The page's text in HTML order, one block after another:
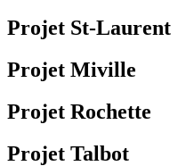
Projet St-Laurent
Projet Miville
Projet Rochette
Projet Talbot